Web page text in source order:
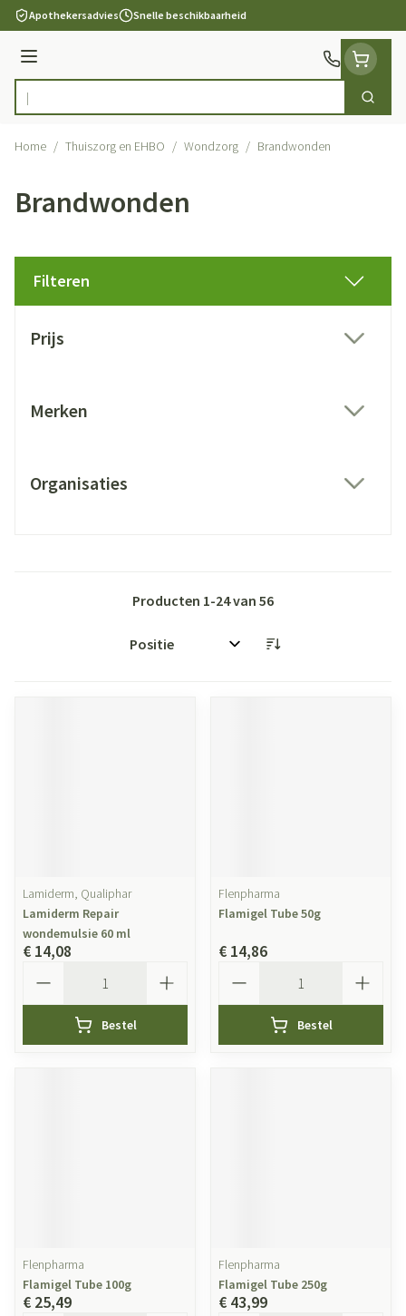
Ga naar de inhoud
Apothekersadvies Snelle beschikbaarheid
Menu
Product, merk, categorie... Zoek
Home / Thuiszorg en EHBO / Wondzorg / Brandwonden
Brandwonden
Filteren
Prijs
Merken
Organisaties
Producten 1-24van 56
Sorteer op:
Lamiderm, Qualiphar
Lamiderm Repair
wondemulsie 60 ml
€ 14,08
Bestel
Flenpharma
Flamigel Tube 50g
€ 14,86
Bestel
Flenpharma
Flamigel Tube 100g
€ 25,49
Flenpharma
Flamigel Tube 250g
€ 43,99